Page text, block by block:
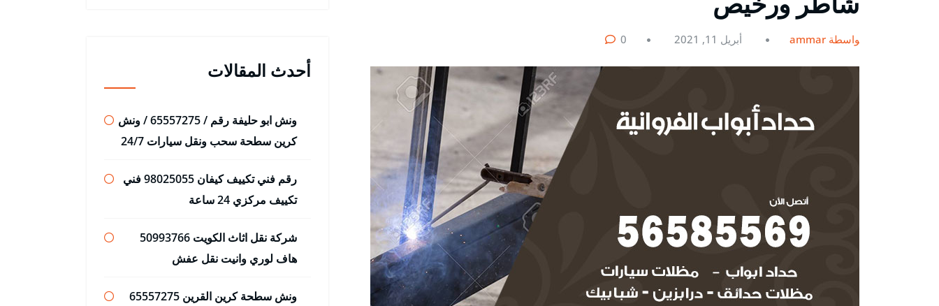
بواسطة ammar أبريل 11, 2021 0
أحدث المقالات
ونش ابو حليفة رقم / 65557275 / ونش
كرين سطحة سحب ونقل سيارات 24/7
رقم فني تكييف كيفان 98025055 فني
تكييف مركزي 24 ساعة
شركة نقل اثاث الكويت 50993766
هاف لوري وانيت نقل عفش
ونش سطحة كرين القرين 65557275